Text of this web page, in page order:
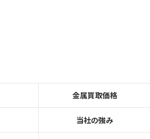
金属買取価格
当社の強み